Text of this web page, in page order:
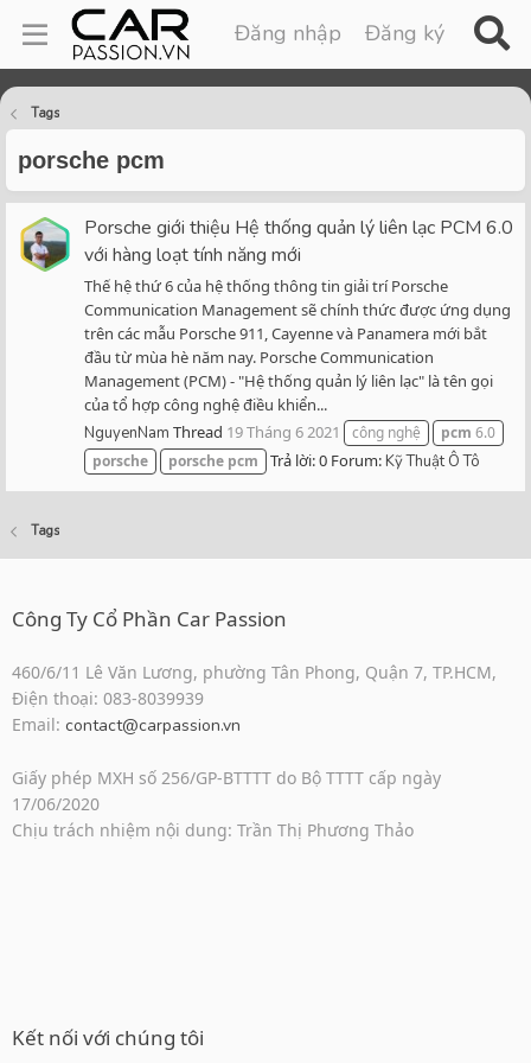
Đăng nhập Đăng ký
Tags
porsche pcm
Porsche giới thiệu Hệ thống quản lý liên lạc PCM 6.0
với hàng loạt tính năng mới
Thế hệ thứ 6 của hệ thống thông tin giải trí Porsche
Communication Management sẽ chính thức được ứng dụng
trên các mẫu Porsche 911, Cayenne và Panamera mới bắt
đầu từ mùa hè năm nay. Porsche Communication
Management (PCM) - "Hệ thống quản lý liên lạc" là tên gọi
của tổ hợp công nghệ điều khiển...
NguyenNam Thread 19 Tháng 6 2021 công nghệ pcm 6.0
porsche
porsche pcm Trả lời: 0 Forum:Kỹ Thuật Ô Tô
Tags
Công Ty Cổ Phần Car Passion
460/6/11 Lê Văn Lương, phường Tân Phong, Quận 7, TP.HCM,
Điện thoại: 083-8039939
Email: contact@carpassion.vn
Giấy phép MXH số 256/GP-BTTTT do Bộ TTTT cấp ngày
17/06/2020
Chịu trách nhiệm nội dung: Trần Thị Phương Thảo
Kết nối với chúng tôi